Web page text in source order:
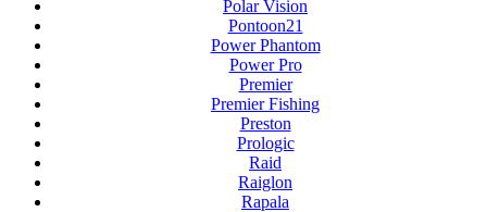
Polar Vision
Pontoon21
Power Phantom
Power Pro
Premier
Premier Fishing
Preston
Prologic
Raid
Raiglon
Rapala